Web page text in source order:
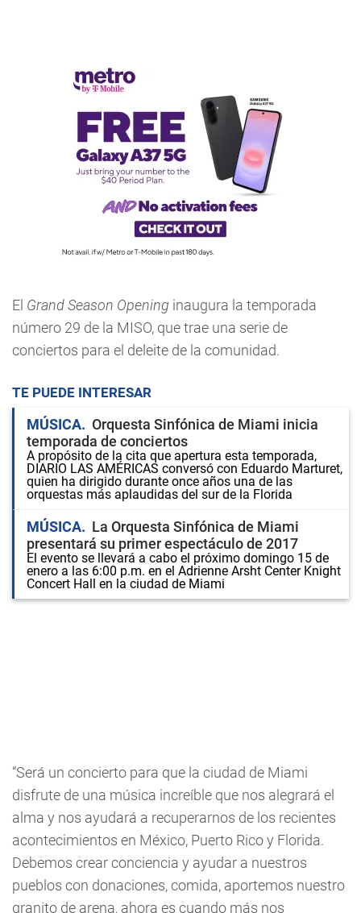
El Grand Season Opening inaugura la temporada
número 29 de la MISO, que trae una serie de
conciertos para el deleite de la comunidad.
TE PUEDE INTERESAR
MÚSICA
Orquesta Sinfónica de Miami inicia
temporada de conciertos
A propósito de la cita que apertura esta temporada,
DIARIO LAS AMÉRICAS conversó con Eduardo Marturet,
quien ha dirigido durante once años una de las
orquestas más aplaudidas del sur de la Florida
MÚSICA
La Orquesta Sinfónica de Miami
presentará su primer espectáculo de 2017
El evento se llevará a cabo el próximo domingo 15 de
enero a las 6:00 p.m. en el Adrienne Arsht Center Knight
Concert Hall en la ciudad de Miami
“Será un concierto para que la ciudad de Miami
disfrute de una música increíble que nos alegrará el
alma y nos ayudará a recuperarnos de los recientes
acontecimientos en México, Puerto Rico y Florida.
Debemos crear conciencia y ayudar a nuestros
pueblos con donaciones, comida, aportemos nuestro
granito de arena, ahora es cuando más nos